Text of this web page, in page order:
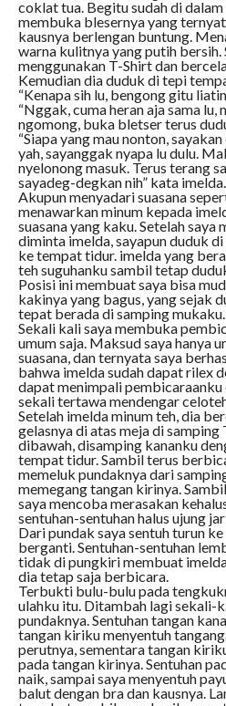
coklat tua. Begitu sudah di
membuka blesernya yang
kausnya berlengan buntung.
warna kulitnya yang putih bersih.
menggunakan T-Shirt dan
Kemudian dia duduk di tepi
“Kenapa sih lu, bengong gitu
“Nggak, cuma heran aja sama lu,
ngomong, buka bletser terus
“Siapa yang mau nonton,
yah, sayanggak nyapa lu dulu.
nyelonong masuk. Terus terang
sayadeg-degkan nih” kata imelda.
Akupun menyadari suasana
menawarkan minum kepada
suasana yang kaku. Setelah saya
diminta imelda, sayapun duduk
ke tempat tidur. imelda yang
teh suguhanku sambil tetap
Posisi ini membuat saya bisa
kakinya yang bagus, yang sejak
tepat berada di samping
Sekali kali saya membuka
umum saja. Maksud saya hanya
suasana, dan ternyata saya
bahwa imelda sudah dapat rilex
dapat menimpali pembicaraanku
sekali tertawa mendengar
Setelah imelda minum teh, dia
gelasnya di atas meja di samping
dibawah, disamping kananku
tempat tidur. Sambil terus
memeluk pundaknya dari
memegang tangan kirinya.
saya mencoba merasakan
sentuhan-sentuhan halus ujung
Dari pundak saya sentuh turun
berganti. Sentuhan-sentuhan
tidak di pungkiri membuat
dia tetap saja berbicara.
Terbukti bulu-bulu pada
ulahku itu. Ditambah lagi sekali-
pundaknya. Sentuhan tangan
tangan kiriku menyentuh
perutnya, sementara tangan
pada tangan kirinya. Sentuhan
naik, sampai saya menyentuh
balut dengan bra dan kausnya.